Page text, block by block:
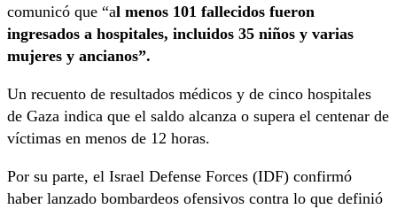
comunicó que “al menos 101 fallecidos fueron
ingresados a hospitales, incluidos 35 niños y varias
mujeres y ancianos”.
Un recuento de resultados médicos y de cinco hospitales
de Gaza indica que el saldo alcanza o supera el centenar de
víctimas en menos de 12 horas.
Por su parte, el Israel Defense Forces (IDF) confirmó
haber lanzado bombardeos ofensivos contra lo que definió